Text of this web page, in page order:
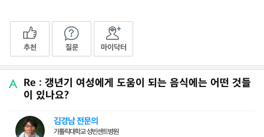
추천 질문 마이닥터
Re : 갱년기 여성에게 도움이 되는 음식에는 어떤 것들
이 있나요?
김경남 전문의
가톨릭대학교 성빈센트병원